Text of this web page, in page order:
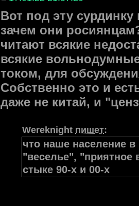
Вот под эту
зачем они
читают всякие
всякие
током, для
Собственно это и
даже не китай, и
Wereknight пишет:
что наше население в
"веселье", "приятное
стыке 90-х и 00-х